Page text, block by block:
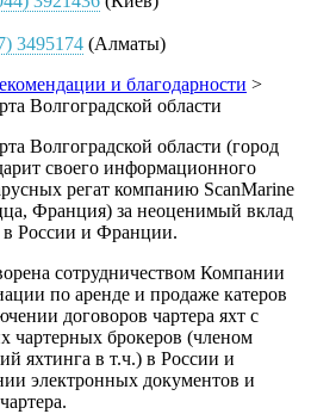
3495174 (Алматы)
и благодарности >
Волгоградской области
Волгоградской области (город
своего информационного
регат компанию ScanMarine
Франция) за неоценимый вклад
в России и Франции.
сотрудничеством Компании
по аренде и продаже катеров
договоров чартера яхт с
чартерных брокеров (членом
яхтинга в т.ч.) в России и
электронных документов и